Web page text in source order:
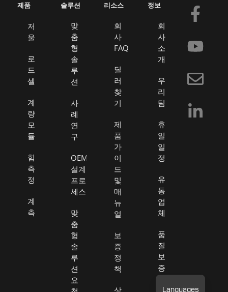
제품
저
울
로
드
셀
계
량
모
듈
힘
측
정
계
측
솔루션
맞
춤
형
솔
루
션
사
례
연
구
OEM
설계
프로
세스
맞
춤
형
솔
루
션
요
리소스
회
사
FAQ
딜
러
찾
기
제
품
가
이
드
및
매
뉴
얼
보
증
정
책
상
정보
회
사
소
개
우
리
팀
휴
일
일
정
유
통
업
체
품
질
보
증
판
F
a
c
b
o
유
튜
브
봉
투
링
크
드